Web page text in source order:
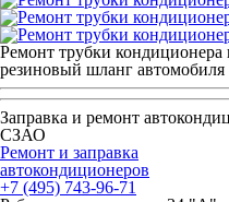
Ремонт трубки кондиционера
резиновый шланг
Заправка и ремонт
СЗАО
Ремонт и заправка
автокондиционеров
+7 (495) 743-96-71